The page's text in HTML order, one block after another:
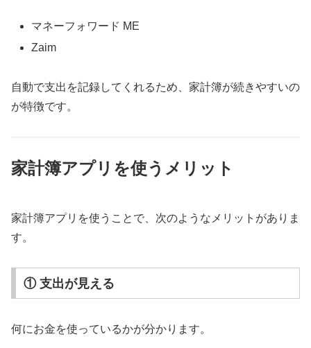
マネーフォワード ME
Zaim
自動で支出を記録してくれるため、家計簿が続きやすいの
が特徴です。
家計簿アプリを使うメリット
家計簿アプリを使うことで、次のようなメリットがありま
す。
① 支出が見える
何にお金を使っているかが分かります。